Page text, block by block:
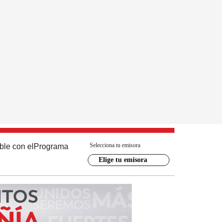
con el Programa Selecciona tu emisora
Elige tu emisora